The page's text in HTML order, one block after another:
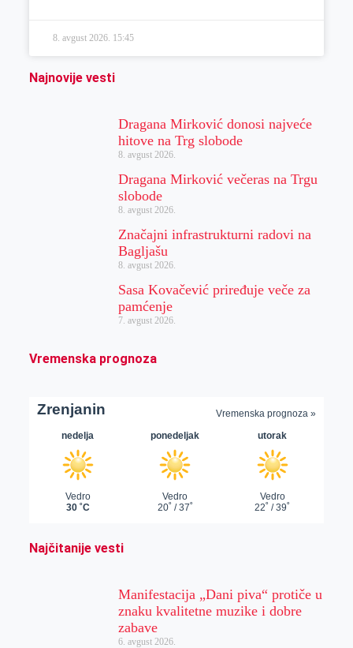
8. avgust 2026. 15:45
Najnovije vesti
Dragana Mirković donosi najveće
hitove na Trg slobode
8. avgust 2026.
Dragana Mirković večeras na Trgu
slobode
8. avgust 2026.
Značajni infrastrukturni radovi na
Bagljašu
8. avgust 2026.
Sasa Kovačević priređuje veče za
pamćenje
7. avgust 2026.
Vremenska prognoza
Najčitanije vesti
Manifestacija „Dani piva“ protiče u
znaku kvalitetne muzike i dobre
zabave
6. avgust 2026.